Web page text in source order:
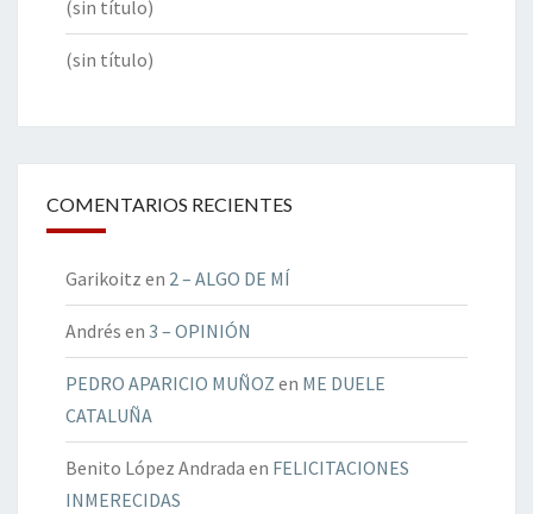
(sin título)
(sin título)
COMENTARIOS RECIENTES
Garikoitz en 2 – ALGO DE MÍ
Andrés en 3 – OPINIÓN
PEDRO APARICIO MUÑOZ en ME DUELE
CATALUÑA
Benito López Andrada en FELICITACIONES
INMERECIDAS